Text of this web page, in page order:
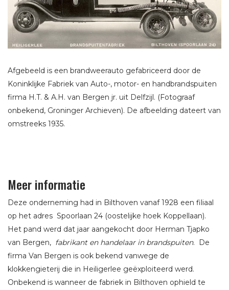
Afgebeeld is een brandweerauto gefabriceerd door de
Koninklijke Fabriek van Auto-, motor- en handbrandspuiten
firma H.T. & A.H. van Bergen jr. uit Delfzijl. (Fotograaf
onbekend, Groninger Archieven). De afbeelding dateert van
omstreeks 1935.
Meer informatie
Deze onderneming had in Bilthoven vanaf 1928 een filiaal
op het adres Spoorlaan 24 (oostelijke hoek Koppellaan).
Het pand werd dat jaar aangekocht door Herman Tjapko
van Bergen, fabrikant en handelaar in brandspuiten. De
firma Van Bergen is ook bekend vanwege de
klokkengieterij die in Heiligerlee geëxploiteerd werd.
Onbekend is wanneer de fabriek in Bilthoven ophield te